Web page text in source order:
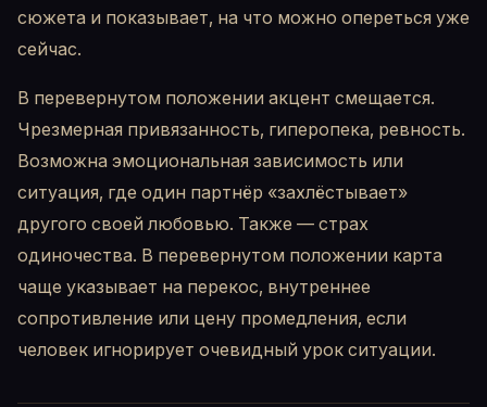
сюжета и показывает, на что можно опереться уже
сейчас.
В перевернутом положении акцент смещается.
Чрезмерная привязанность, гиперопека, ревность.
Возможна эмоциональная зависимость или
ситуация, где один партнёр «захлёстывает»
другого своей любовью. Также — страх
одиночества. В перевернутом положении карта
чаще указывает на перекос, внутреннее
сопротивление или цену промедления, если
человек игнорирует очевидный урок ситуации.